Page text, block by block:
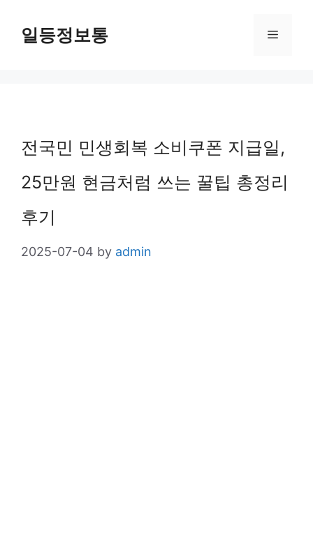
일등정보통 Menu
전국민 민생회복 소비쿠폰 지급일,
25만원 현금처럼 쓰는 꿀팁 총정리
후기
2025-07-04 by admin